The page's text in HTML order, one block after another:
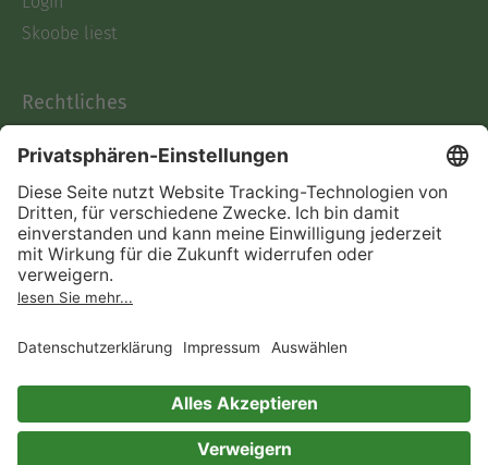
Skoobe liest
Rechtliches
AGB
Informationen nach Data
Act
Verträge hier kündigen
Impressum
Immer ein gutes Buch